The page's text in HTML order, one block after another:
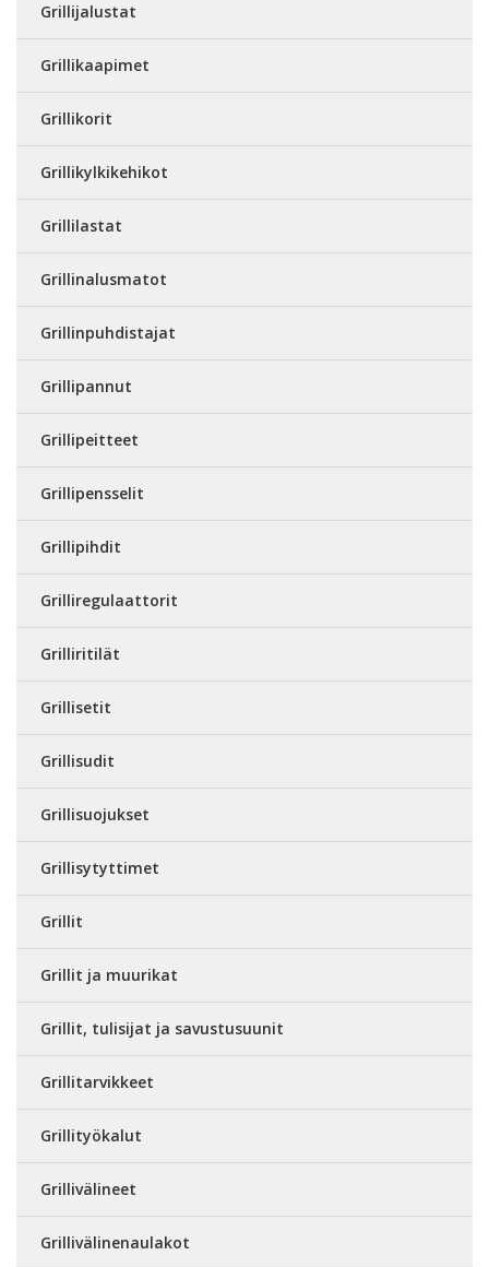
Grillijalustat
Grillikaapimet
Grillikorit
Grillikylkikehikot
Grillilastat
Grillinalusmatot
Grillinpuhdistajat
Grillipannut
Grillipeitteet
Grillipensselit
Grillipihdit
Grilliregulaattorit
Grilliritilät
Grillisetit
Grillisudit
Grillisuojukset
Grillisytyttimet
Grillit
Grillit ja muurikat
Grillit, tulisijat ja savustusuunit
Grillitarvikkeet
Grillityökalut
Grillivälineet
Grillivälinenaulakot